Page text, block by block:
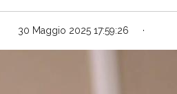
30 Maggio 2025 17:59:26